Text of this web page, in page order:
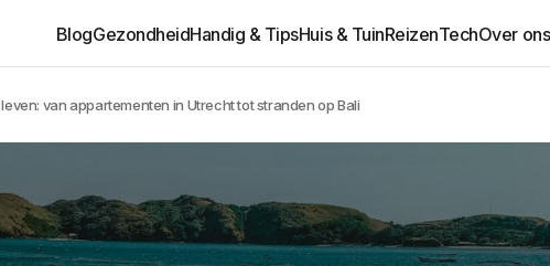
BlogGezondheidHandig & TipsHuis & TuinReizenTechOver ons
van appartementen in Utrecht tot stranden op Bali